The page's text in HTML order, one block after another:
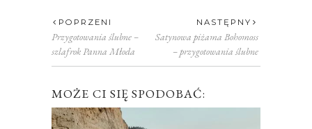
POPRZENI
Przygotowania ślubne –
szlafrok Panna Młoda
NASTĘPNY
Satynowa piżama Bohomoss
– przygotowania ślubne
MOŻE CI SIĘ SPODOBAĆ: